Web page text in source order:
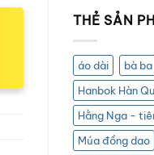
THẺ SẢN
áo dài bà ba
Hanbok Hàn
Hằng Nga -
Múa đồng dao